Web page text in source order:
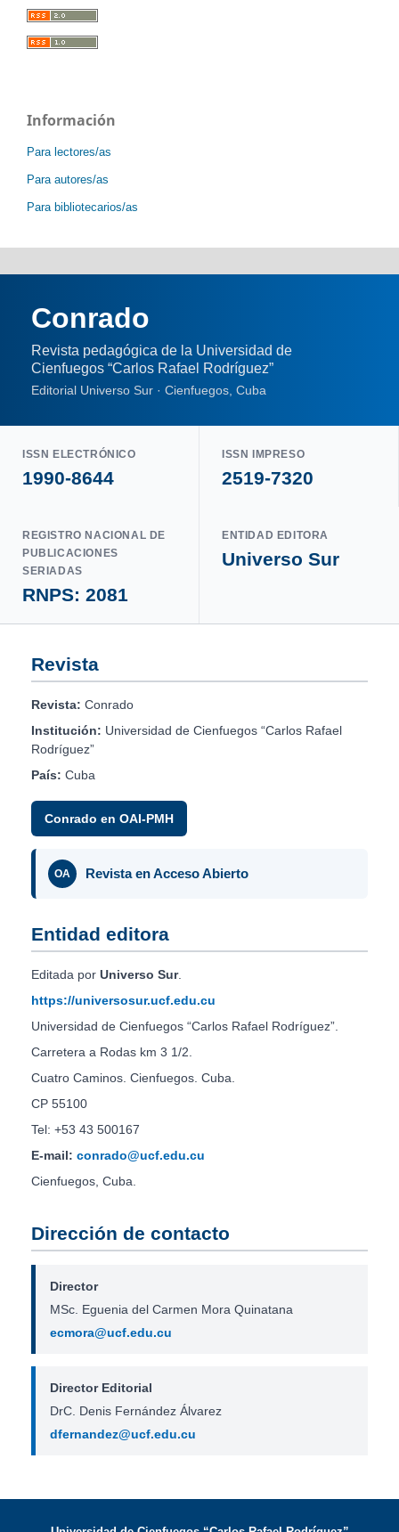
Información
Para lectores/as
Para autores/as
Para bibliotecarios/as
Conrado
Revista pedagógica de la Universidad de
Cienfuegos “Carlos Rafael Rodríguez”
Editorial Universo Sur · Cienfuegos, Cuba
ISSN ELECTRÓNICO
1990-8644
ISSN IMPRESO
2519-7320
REGISTRO NACIONAL DE
PUBLICACIONES
SERIADAS
RNPS: 2081
ENTIDAD EDITORA
Universo Sur
Revista
Revista: Conrado
Institución: Universidad de Cienfuegos “Carlos Rafael
Rodríguez”
País: Cuba
Conrado en OAI-PMH
OA Revista en Acceso Abierto
Entidad editora
Editada por Universo Sur.
https://universosur.ucf.edu.cu
Universidad de Cienfuegos “Carlos Rafael Rodríguez”.
Carretera a Rodas km 3 1/2.
Cuatro Caminos. Cienfuegos. Cuba.
CP 55100
Tel: +53 43 500167
E-mail: conrado@ucf.edu.cu
Cienfuegos, Cuba.
Dirección de contacto
Director
MSc. Eguenia del Carmen Mora Quinatana
ecmora@ucf.edu.cu
Director Editorial
DrC. Denis Fernández Álvarez
dfernandez@ucf.edu.cu